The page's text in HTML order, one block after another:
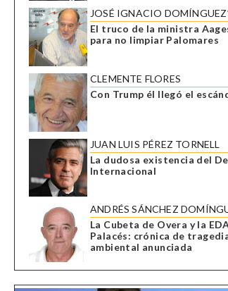
JOSÉ IGNACIO
El truco de la ministra
para no limpiar Palomares
CLEMENTE FLORES
Con Trump él llegó el
JUAN LUIS PÉREZ TORNELL
La dudosa existencia del
Internacional
ANDRÉS SÁNCHEZ
La Cubeta de Overa y la
Palacés: crónica de
ambiental anunciada